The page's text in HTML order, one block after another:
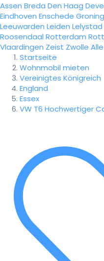
Assen Breda Den Haag
Eindhoven Enschede
Leeuwarden Leiden Lelystad
Roosendaal Rotterdam
Vlaardingen Zeist Zwolle
Startseite
Wohnmobil mieten
Vereinigtes Königreich
England
Essex
VW T6 Hochwertiger